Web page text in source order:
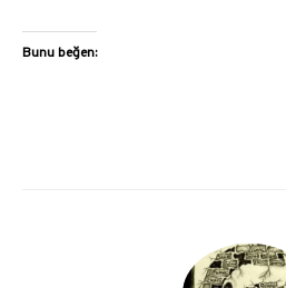
Bunu beğen: